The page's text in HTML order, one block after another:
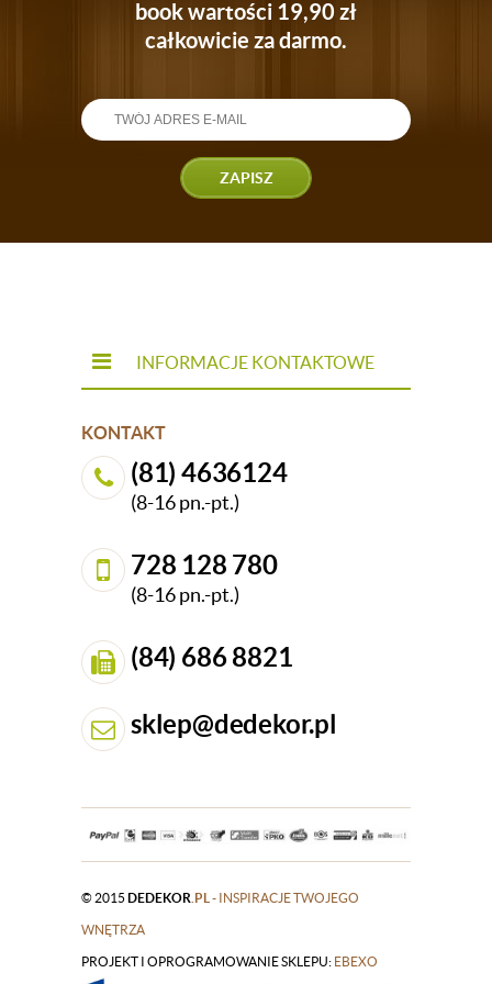
book wartości 19,90 zł
całkowicie za darmo.
ZAPISZ
INFORMACJE KONTAKTOWE
KONTAKT
(81) 4636124
(8-16 pn.-pt.)
728 128 780
(8-16 pn.-pt.)
(84) 686 8821
sklep@dedekor.pl
© 2015 DEDEKOR .PL - INSPIRACJE TWOJEGO
WNĘTRZA
|
PROJEKT I OPROGRAMOWANIE SKLEPU: EBEXO